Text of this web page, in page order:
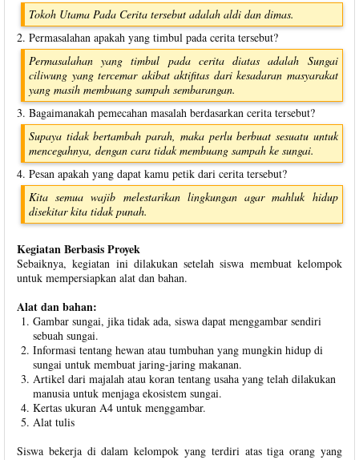
Tokoh Utama Pada Cerita tersebut adalah aldi dan dimas.
2. Permasalahan apakah yang timbul pada cerita tersebut?
Permasalahan yang timbul pada cerita diatas adalah Sungai
ciliwung yang tercemar akibat aktifitas dari kesadaran masyarakat
yang masih membuang sampah sembarangan.
3. Bagaimanakah pemecahan masalah berdasarkan cerita tersebut?
Supaya tidak bertambah parah, maka perlu berbuat sesuatu untuk
mencegahnya, dengan cara tidak membuang sampah ke sungai.
4. Pesan apakah yang dapat kamu petik dari cerita tersebut?
Kita semua wajib melestarikan lingkungan agar mahluk hidup
disekitar kita tidak punah.
Kegiatan Berbasis Proyek
Sebaiknya, kegiatan ini dilakukan setelah siswa membuat kelompok
untuk mempersiapkan alat dan bahan.
Alat dan bahan:
Gambar sungai, jika tidak ada, siswa dapat menggambar sendiri
sebuah sungai.
Informasi tentang hewan atau tumbuhan yang mungkin hidup di
sungai untuk membuat jaring-jaring makanan.
Artikel dari majalah atau koran tentang usaha yang telah dilakukan
manusia untuk menjaga ekosistem sungai.
Kertas ukuran A4 untuk menggambar.
Alat tulis
Siswa bekerja di dalam kelompok yang terdiri atas tiga orang yang